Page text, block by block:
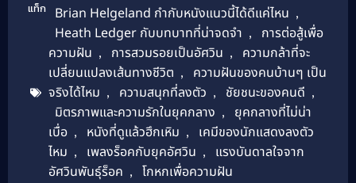
แท็ก Brian Helgeland กำกับหนังแนวนี้ได้ดีแค่ไหน ,
Heath Ledger กับบทบาทที่น่าจดจำ ,
การต่อสู้เพื่อ
ความฝัน , การสวมรอยเป็นอัศวิน ,
ความกล้าที่จะ
เปลี่ยนแปลงเส้นทางชีวิต ,
ความฝันของคนบ้านๆ เป็น
จริงได้ไหม , ความสนุกที่ลงตัว , ชัยชนะของคนดี ,
มิตรภาพและความรักในยุคกลาง ,
ยุคกลางที่ไม่น่า
เบื่อ , หนังที่ดูแล้วฮึกเหิม ,
เคมีของนักแสดงลงตัว
ไหม , เพลงร็อคกับยุคอัศวิน ,
แรงบันดาลใจจาก
อัศวินพันธุ์ร็อค , โกหกเพื่อความฝัน